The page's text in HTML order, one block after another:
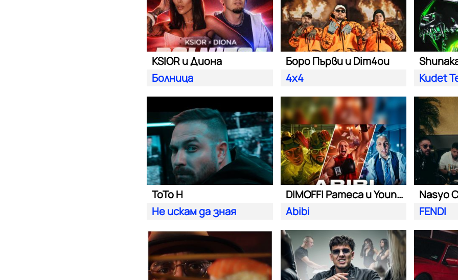
KSIOR и Диона
Болница
Боро Първи и Dim4ou
4x4
Kudet
ToTo H
Не искам да зная
DIMOFF| Pameca и Young BB Young
Abibi
FENDI